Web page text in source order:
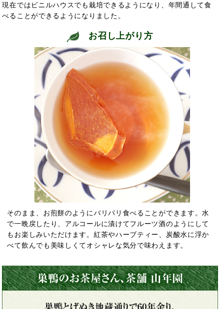
現在ではビニルハウスでも栽培できるようになり、年間通して食
べることができるようになりました。
お召し上がり方
そのまま、お煎餅のようにパリパリ食べることができます。水
で一晩戻したり、アルコールに漬けてフルーツ酒のようにして
もお楽しみいただけます。紅茶やハーブティー、炭酸水に浮か
べて飲んでも美味しくてオシャレな気分で味わえます。